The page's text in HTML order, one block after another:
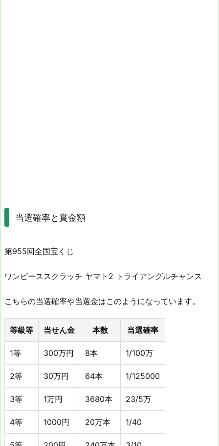
当選確率と賞金額
第955回全国宝くじ
ワンピーススクラッチ ヤマト2 トライアングルチャンス
こちらの当選確率や当選金はこのようになっています。
等級等 当せん金 本数 当選確率
1等 300万円 8本 1/100万
2等 30万円 64本 1/125000
3等 1万円 3680本 23/5万
4等 1000円 20万本 1/40